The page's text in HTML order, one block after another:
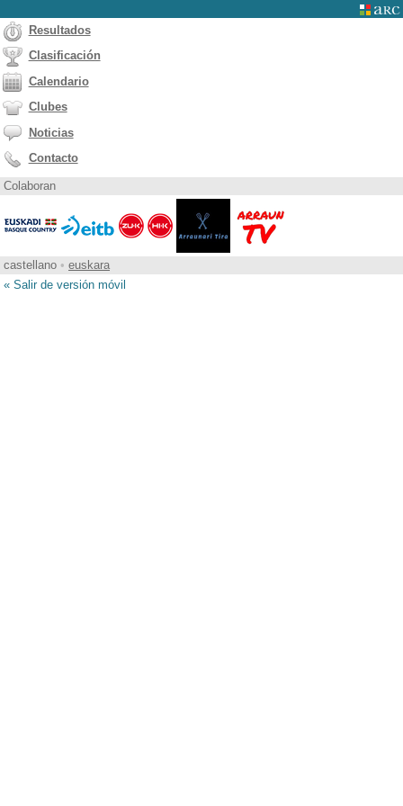
Resultados
Clasificación
Calendario
Clubes
Noticias
Contacto
Colaboran
castellano • euskara
« Salir de versión móvil